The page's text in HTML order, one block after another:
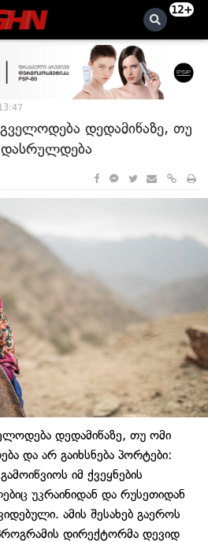
12+
დედამიწაზე, თუ
დედამიწაზე, თუ ომი
და არ გაიხსნება პორტები:
იმ ქვეყნების
უკრაინიდან და რუსეთიდან
ამის შესახებ გაეროს
დირექტორმა დევიდ